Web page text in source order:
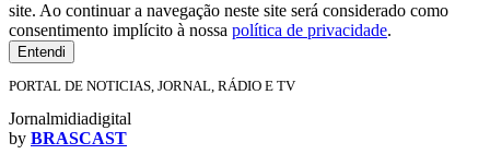
site. Ao continuar a navegação neste site será considerado como
consentimento implícito à nossa política de privacidade.
Entendi
PORTAL DE NOTICIAS, JORNAL, RÁDIO E TV
Jornalmidiadigital
by BRASCAST